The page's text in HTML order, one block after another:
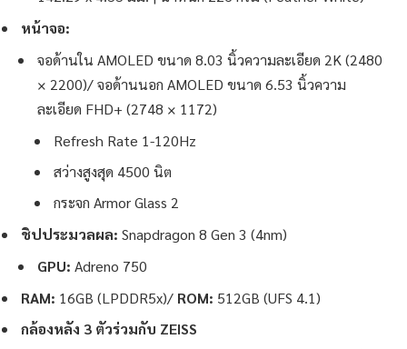
หน้าจอ:
จอด้านใน AMOLED ขนาด 8.03 นิ้วความละเอียด 2K (2480
× 2200)/ จอด้านนอก AMOLED ขนาด 6.53 นิ้วความ
ละเอียด FHD+ (2748 × 1172)
Refresh Rate 1-120Hz
สว่างสูงสุด 4500 นิต
กระจก Armor Glass 2
ชิปประมวลผล: Snapdragon 8 Gen 3 (4nm)
GPU: Adreno 750
RAM: 16GB (LPDDR5x)/ ROM: 512GB (UFS 4.1)
กล้องหลัง 3 ตัวร่วมกับ ZEISS